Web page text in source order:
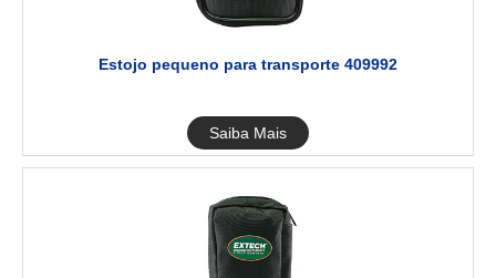
Estojo pequeno para transporte 409992
Saiba Mais